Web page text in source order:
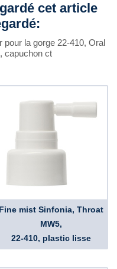
cet article
pour la gorge 22-410, Oral
capuchon ct
Fine mist Sinfonia, Throat
MW5,
22-410, plastic lisse